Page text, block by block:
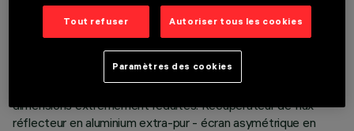
différent de LED chaudes et froides. Corps principal à
surface radiante en aluminium moulé sous pression ; version
sans cadre pour installation à ras de plafond (frameless)
Système optique asymétrique (breveté) spécial pour obtenir
un éclairage homogène et efficace des murs, malgré les
dimensions extrêmement réduites. Récupérateur de flux -
réflecteur en aluminium extra-pur - écran asymétrique en
Tout refuser Autoriser tous les cookies
Paramètres des cookies